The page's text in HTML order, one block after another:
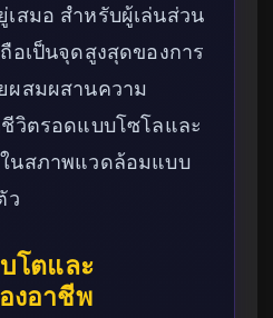
สมอ สำหรับผู้เล่นส่วน
อเป็นจุดสูงสุดของการ
ผสมผสานความ
วิตรอดแบบโซโลและ
นสภาพแวดล้อมแบบ
ว
โตและ
งอาชีพ